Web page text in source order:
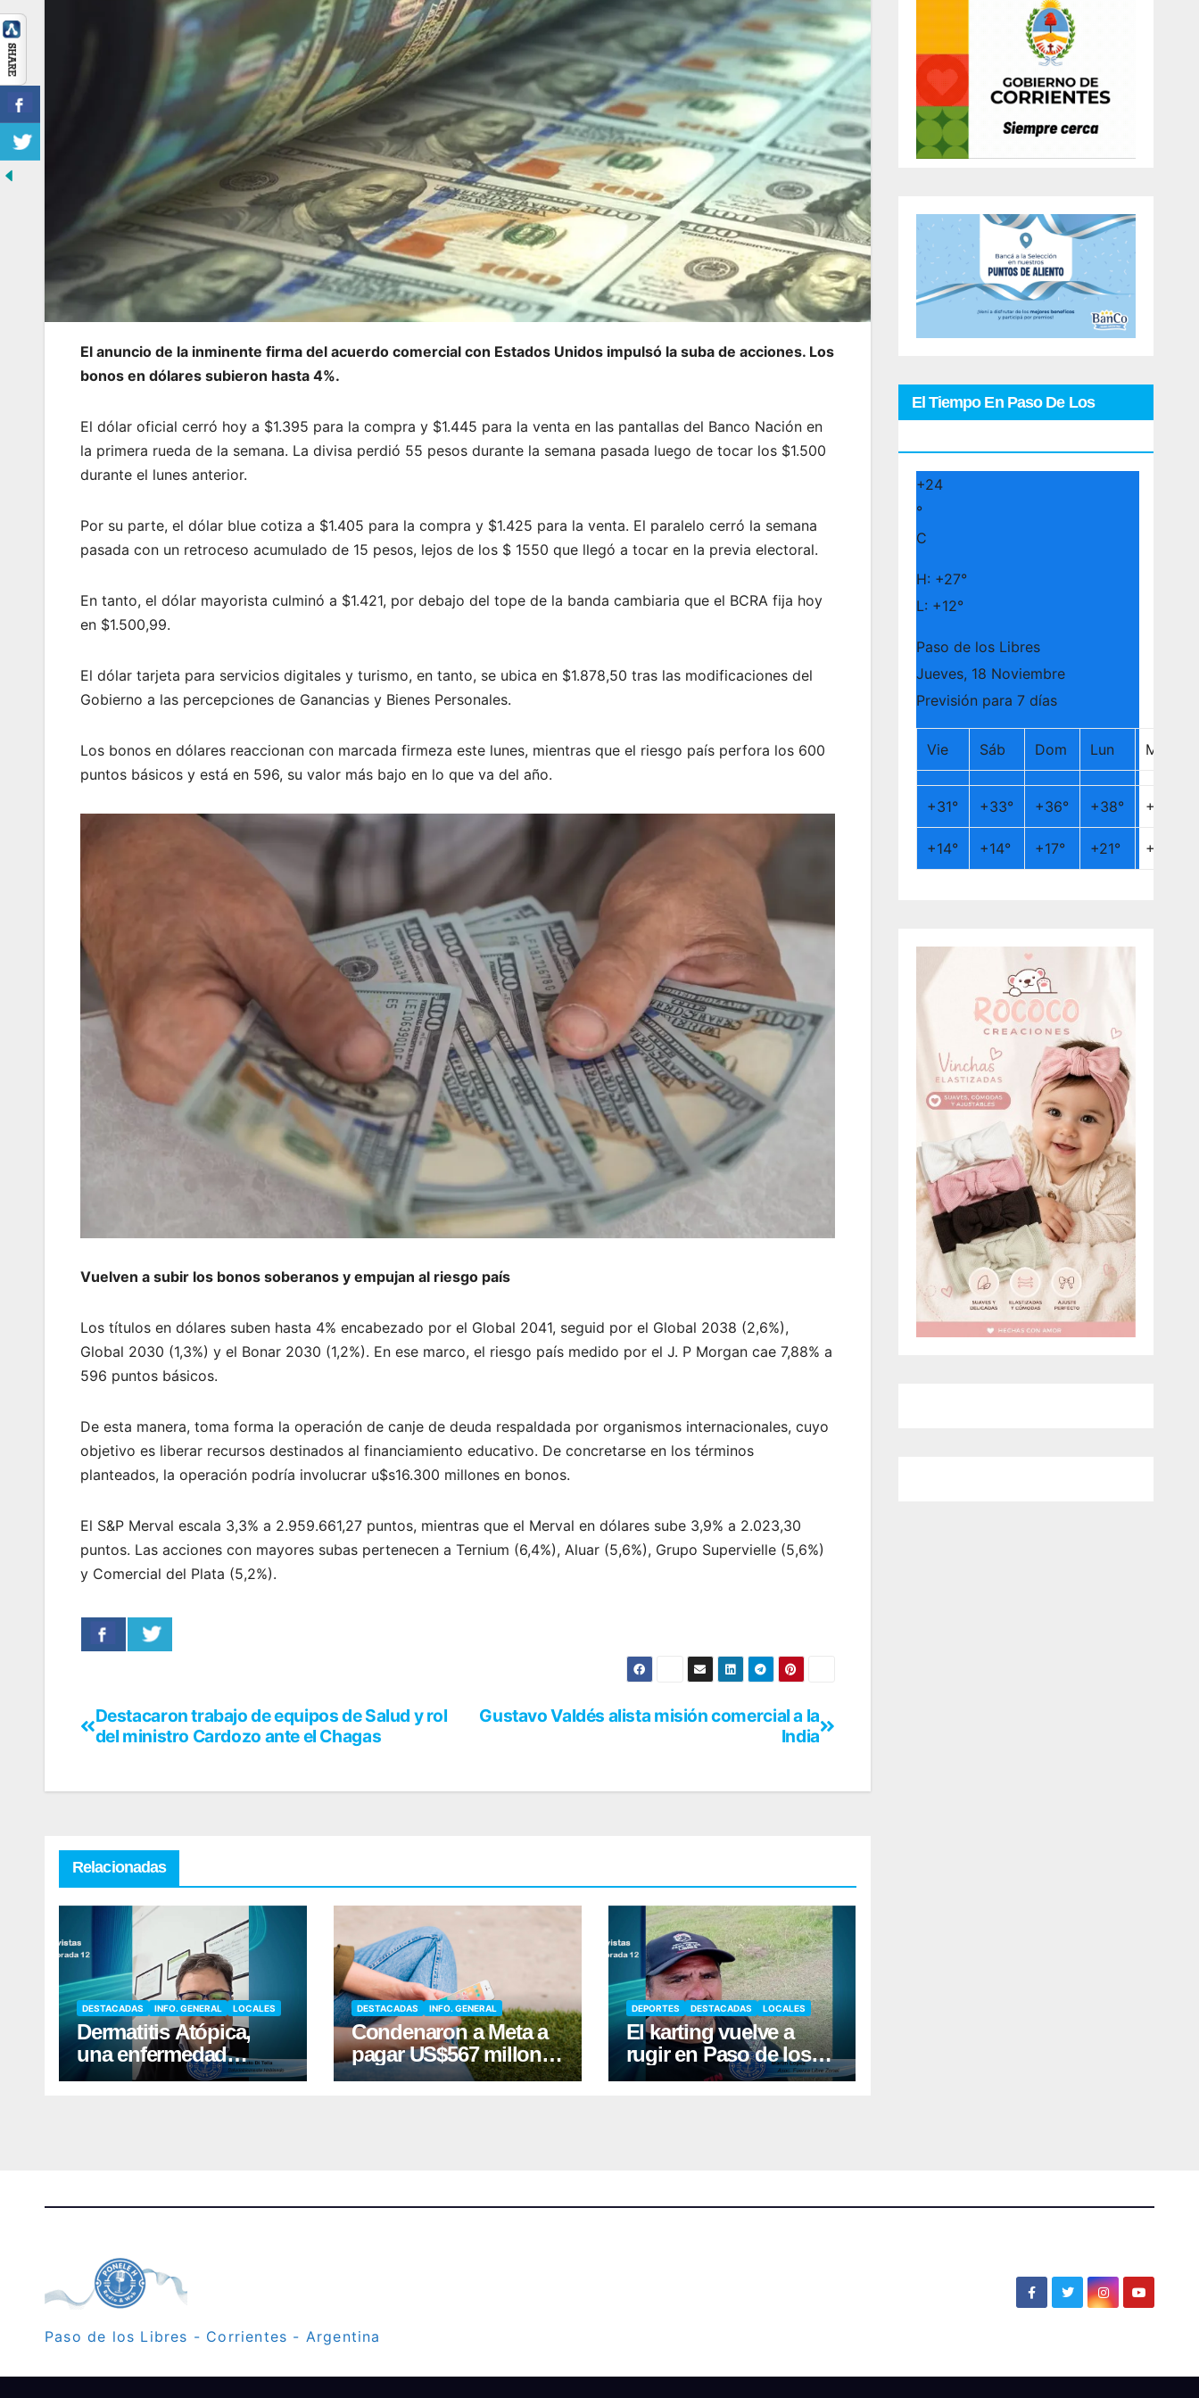
El anuncio de la inminente firma del acuerdo comercial con Estados Unidos impulsó la suba de acciones. Los
bonos en dólares subieron hasta 4%.
El dólar oficial cerró hoy a $1.395 para la compra y $1.445 para la venta en las pantallas del Banco Nación en
la primera rueda de la semana. La divisa perdió 55 pesos durante la semana pasada luego de tocar los $1.500
durante el lunes anterior.
Por su parte, el dólar blue cotiza a $1.405 para la compra y $1.425 para la venta. El paralelo cerró la semana
pasada con un retroceso acumulado de 15 pesos, lejos de los $ 1550 que llegó a tocar en la previa electoral.
En tanto, el dólar mayorista culminó a $1.421, por debajo del tope de la banda cambiaria que el BCRA fija hoy
en $1.500,99.
El dólar tarjeta para servicios digitales y turismo, en tanto, se ubica en $1.878,50 tras las modificaciones del
Gobierno a las percepciones de Ganancias y Bienes Personales.
Los bonos en dólares reaccionan con marcada firmeza este lunes, mientras que el riesgo país perfora los 600
puntos básicos y está en 596, su valor más bajo en lo que va del año.
Vuelven a subir los bonos soberanos y empujan al riesgo país
Los títulos en dólares suben hasta 4% encabezado por el Global 2041, seguid por el Global 2038 (2,6%),
Global 2030 (1,3%) y el Bonar 2030 (1,2%). En ese marco, el riesgo país medido por el J. P Morgan cae 7,88% a
596 puntos básicos.
De esta manera, toma forma la operación de canje de deuda respaldada por organismos internacionales, cuyo
objetivo es liberar recursos destinados al financiamiento educativo. De concretarse en los términos
planteados, la operación podría involucrar u$s16.300 millones en bonos.
El S&P Merval escala 3,3% a 2.959.661,27 puntos, mientras que el Merval en dólares sube 3,9% a 2.023,30
puntos. Las acciones con mayores subas pertenecen a Ternium (6,4%), Aluar (5,6%), Grupo Supervielle (5,6%)
y Comercial del Plata (5,2%).
Gustavo Valdés alista misión comercial a la
India
Destacaron trabajo de equipos de Salud y rol
del ministro Cardozo ante el Chagas
Relacionadas
DESTACADAS INFO. GENERAL LOCALES
Dermatitis Atópica,
una enfermedad
frecuente que requiere
DESTACADAS INFO. GENERAL
Condenaron a Meta a
pagar US$567 millones
por afectar la salud
DEPORTES DESTACADAS LOCALES
El karting vuelve a
rugir en Paso de los
Libres, con una fecha
El Tiempo En Paso De Los
+24
°
C
H: +27°
L: +12°
Paso de los Libres
Jueves, 18 Noviembre
Previsión para 7 días
Vie Sáb Dom Lun Mar
+31° +33° +36° +38° +
+14° +14° +17° +21° +
Paso de los Libres - Corrientes - Argentina